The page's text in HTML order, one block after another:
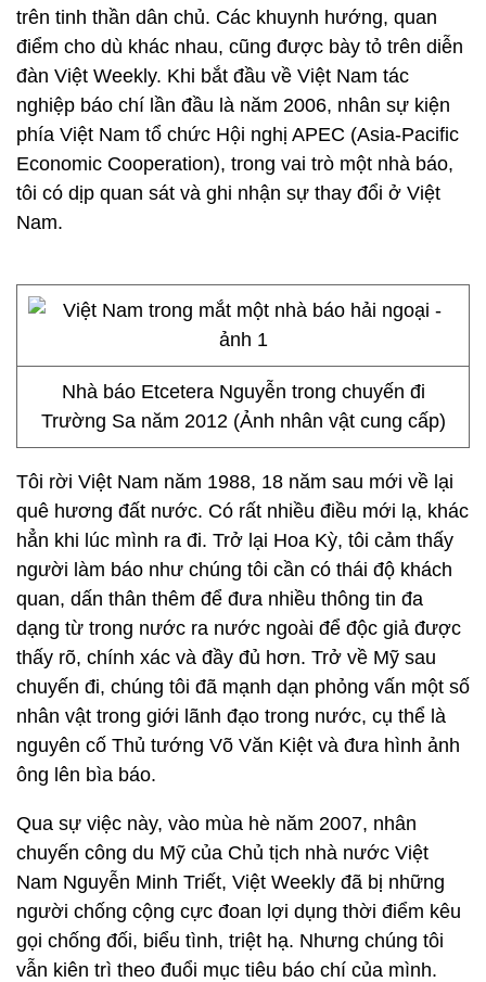
trên tinh thần dân chủ. Các khuynh hướng, quan
điểm cho dù khác nhau, cũng được bày tỏ trên diễn
đàn Việt Weekly. Khi bắt đầu về Việt Nam tác
nghiệp báo chí lần đầu là năm 2006, nhân sự kiện
phía Việt Nam tổ chức Hội nghị APEC (Asia-Pacific
Economic Cooperation), trong vai trò một nhà báo,
tôi có dịp quan sát và ghi nhận sự thay đổi ở Việt
Nam.
Nhà báo Etcetera Nguyễn trong chuyến đi
Trường Sa năm 2012 (Ảnh nhân vật cung cấp)
Tôi rời Việt Nam năm 1988, 18 năm sau mới về lại
quê hương đất nước. Có rất nhiều điều mới lạ, khác
hẳn khi lúc mình ra đi. Trở lại Hoa Kỳ, tôi cảm thấy
người làm báo như chúng tôi cần có thái độ khách
quan, dấn thân thêm để đưa nhiều thông tin đa
dạng từ trong nước ra nước ngoài để độc giả được
thấy rõ, chính xác và đầy đủ hơn. Trở về Mỹ sau
chuyến đi, chúng tôi đã mạnh dạn phỏng vấn một số
nhân vật trong giới lãnh đạo trong nước, cụ thể là
nguyên cố Thủ tướng Võ Văn Kiệt và đưa hình ảnh
ông lên bìa báo.
Qua sự việc này, vào mùa hè năm 2007, nhân
chuyến công du Mỹ của Chủ tịch nhà nước Việt
Nam Nguyễn Minh Triết, Việt Weekly đã bị những
người chống cộng cực đoan lợi dụng thời điểm kêu
gọi chống đối, biểu tình, triệt hạ. Nhưng chúng tôi
vẫn kiên trì theo đuổi mục tiêu báo chí của mình.